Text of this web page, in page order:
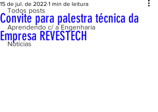
Todos posts
Aprendendo c/ a Engenharia
Notícias
Convite para palestra técnica da
Empresa REVESTECH
15 de jul. de 2022 1 min de leitura